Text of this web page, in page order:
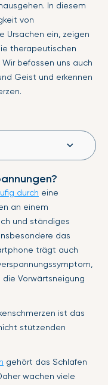
In diesem
von
Ursachen ein, zeigen
therapeutischen
befassen uns auch
Geist und erkennen
durch eine
an einem
und ständiges
das
trägt auch
Vorwärtsneigung
ist das
stützenden
gehört das Schlafen
wachen viele